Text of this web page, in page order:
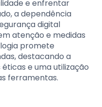
e enfrentar
a dependência
digital
atenção e medidas
promete
destacando a
e uma utilização
ferramentas.